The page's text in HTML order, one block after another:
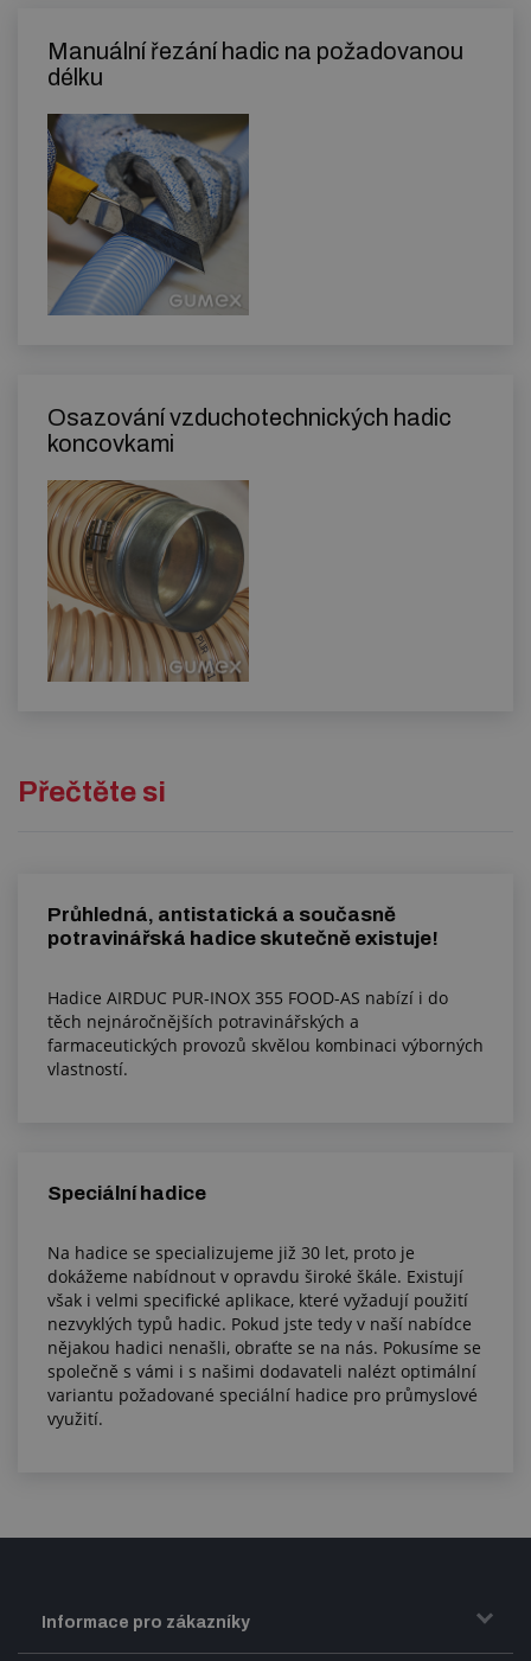
Manuální řezání hadic na požadovanou
délku
Osazování vzduchotechnických hadic
koncovkami
Přečtěte si
Průhledná, antistatická a současně
potravinářská hadice skutečně existuje!
Hadice AIRDUC PUR-INOX 355 FOOD-AS nabízí i do
těch nejnáročnějších potravinářských a
farmaceutických provozů skvělou kombinaci výborných
vlastností.
Speciální hadice
Na hadice se specializujeme již 30 let, proto je
dokážeme nabídnout v opravdu široké škále. Existují
však i velmi specifické aplikace, které vyžadují použití
nezvyklých typů hadic. Pokud jste tedy v naší nabídce
nějakou hadici nenašli, obraťte se na nás. Pokusíme se
společně s vámi i s našimi dodavateli nalézt optimální
variantu požadované speciální hadice pro průmyslové
využití.
Informace pro zákazníky